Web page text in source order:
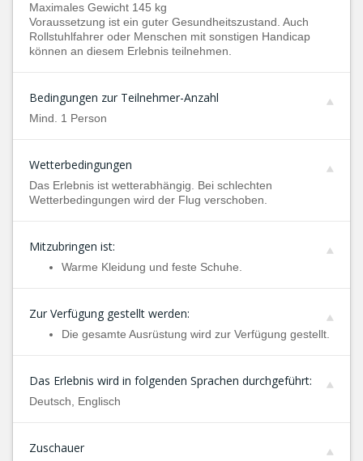
Maximales Gewicht 145 kg
Voraussetzung ist ein guter Gesundheitszustand. Auch
Rollstuhlfahrer oder Menschen mit sonstigen Handicap
können an diesem Erlebnis teilnehmen.
Bedingungen zur Teilnehmer-Anzahl
Mind. 1 Person
Wetterbedingungen
Das Erlebnis ist wetterabhängig. Bei schlechten
Wetterbedingungen wird der Flug verschoben.
Mitzubringen ist:
Warme Kleidung und feste Schuhe.
Zur Verfügung gestellt werden:
Die gesamte Ausrüstung wird zur Verfügung gestellt.
Das Erlebnis wird in folgenden Sprachen durchgeführt:
Deutsch, Englisch
Zuschauer